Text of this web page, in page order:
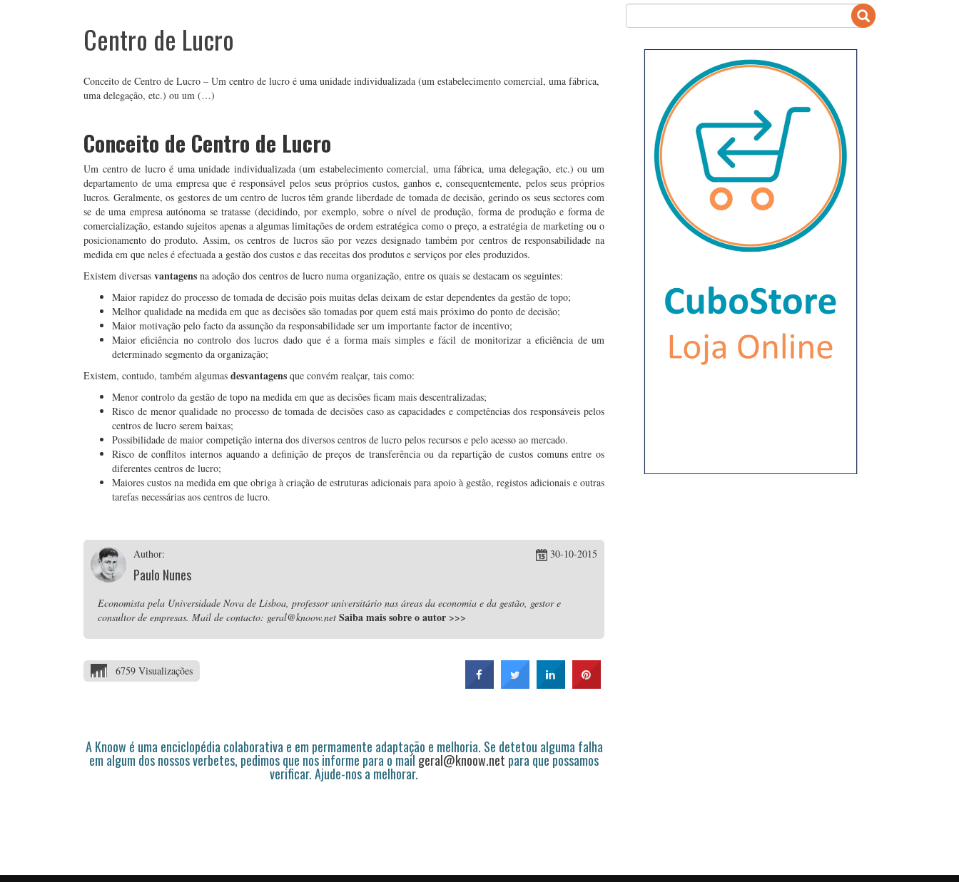
Centro de Lucro
Conceito de Centro de Lucro – Um centro de lucro é uma unidade individualizada (um estabelecimento comercial, uma fábrica,
uma delegação, etc.) ou um (…)
Conceito de Centro de Lucro
Um centro de lucro é uma unidade individualizada (um estabelecimento comercial, uma fábrica, uma delegação, etc.) ou um
departamento de uma empresa que é responsável pelos seus próprios custos, ganhos e, consequentemente, pelos seus próprios
lucros. Geralmente, os gestores de um centro de lucros têm grande liberdade de tomada de decisão, gerindo os seus sectores com
se de uma empresa autónoma se tratasse (decidindo, por exemplo, sobre o nível de produção, forma de produção e forma de
comercialização, estando sujeitos apenas a algumas limitações de ordem estratégica como o preço, a estratégia de marketing ou o
posicionamento do produto. Assim, os centros de lucros são por vezes designado também por centros de responsabilidade na
medida em que neles é efectuada a gestão dos custos e das receitas dos produtos e serviços por eles produzidos.
Existem diversas vantagens na adoção dos centros de lucro numa organização, entre os quais se destacam os seguintes:
Maior rapidez do processo de tomada de decisão pois muitas delas deixam de estar dependentes da gestão de topo;
Melhor qualidade na medida em que as decisões são tomadas por quem está mais próximo do ponto de decisão;
Maior motivação pelo facto da assunção da responsabilidade ser um importante factor de incentivo;
Maior eficiência no controlo dos lucros dado que é a forma mais simples e fácil de monitorizar a eficiência de um
determinado segmento da organização;
Existem, contudo, também algumas desvantagens que convém realçar, tais como:
Menor controlo da gestão de topo na medida em que as decisões ficam mais descentralizadas;
Risco de menor qualidade no processo de tomada de decisões caso as capacidades e competências dos responsáveis pelos
centros de lucro serem baixas;
Possibilidade de maior competição interna dos diversos centros de lucro pelos recursos e pelo acesso ao mercado.
Risco de conflitos internos aquando a definição de preços de transferência ou da repartição de custos comuns entre os
diferentes centros de lucro;
Maiores custos na medida em que obriga à criação de estruturas adicionais para apoio à gestão, registos adicionais e outras
tarefas necessárias aos centros de lucro.
Author:
Paulo Nunes
30-10-2015
Economista pela Universidade Nova de Lisboa, professor universitário nas áreas da economia e da gestão, gestor e
consultor de empresas. Mail de contacto: geral@knoow.net Saiba mais sobre o autor >>>
6759 Visualizações
A Knoow é uma enciclopédia colaborativa e em permamente adaptação e melhoria. Se detetou alguma falha
em algum dos nossos verbetes, pedimos que nos informe para o mail geral@knoow.net para que possamos
verificar. Ajude-nos a melhorar.